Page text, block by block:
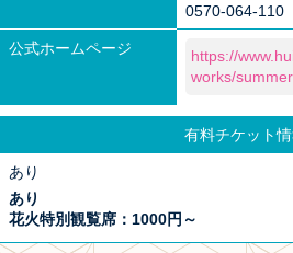
0570-064-110
公式ホームページ
https://
works/
有料チケット
あり
あり
花火特別観覧席：1000円～